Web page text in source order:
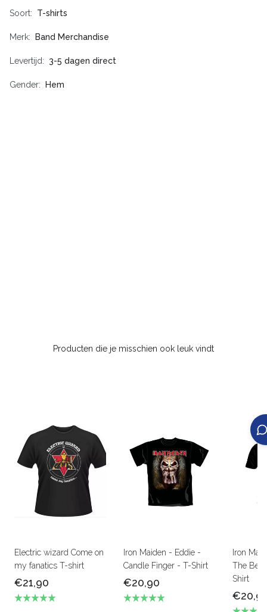
Soort T-shirts
Merk Band Merchandise
Levertijd 3-5 dagen direct
Gender Hem
Producten die je misschien ook leuk vindt
Electric wizard Come on
my fanatics T-shirt
€21,90
Iron Maiden - Eddie -
Candle Finger - T-Shirt
€20,90
Iron
The
Shirt